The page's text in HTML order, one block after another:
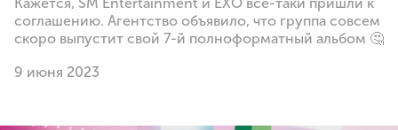
соглашению. Агентство объявило, что группа совсем
скоро выпустит свой 7-й полноформатный альбом 🤔
9 июня 2023